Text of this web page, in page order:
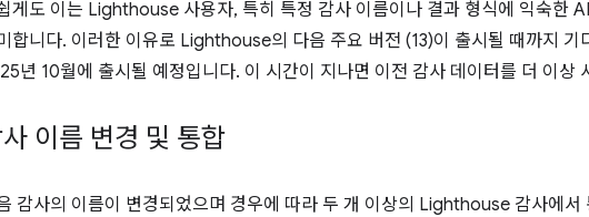
게도 이는 Lighthouse 사용자, 특히 특정 감사 이름이나 결과 형식에 익숙한
합니다. 이러한 이유로 Lighthouse의 다음 주요 버전 (13)이 출시될 때까지
년 10월에 출시될 예정입니다. 이 시간이 지나면 이전 감사 데이터를 더 이상
이름 변경 및 통합
감사의 이름이 변경되었으며 경우에 따라 두 개 이상의 Lighthouse 감사에서